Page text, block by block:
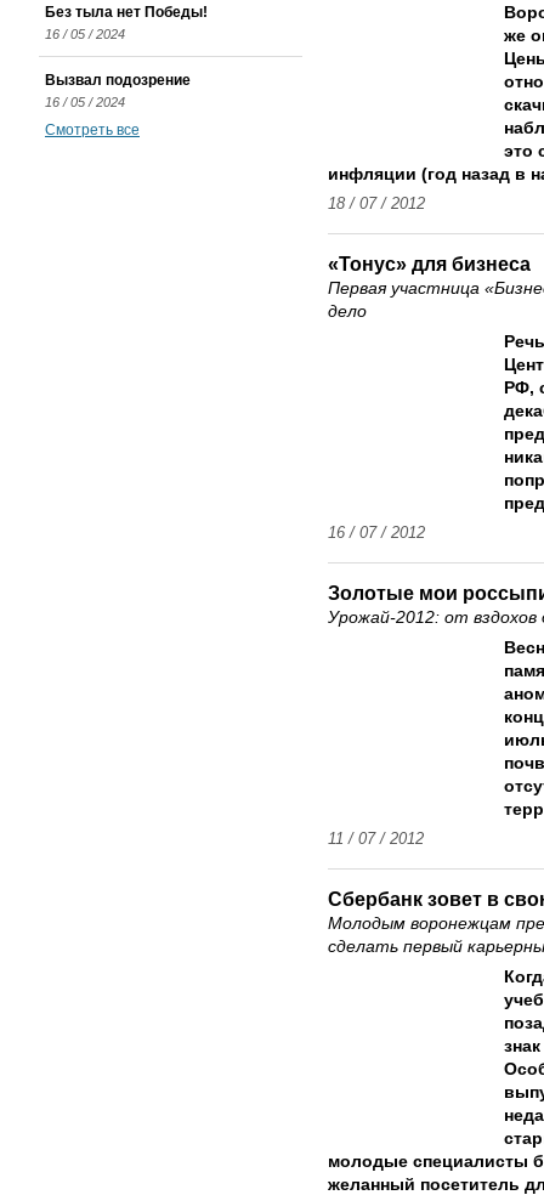
же
это
инфляции (год назад в
18 / 07 / 2012
«Тонус» для бизнеса
Первая участница
дело
РФ,
16 / 07 / 2012
Золотые мои
Урожай-2012: от
11 / 07 / 2012
Сбербанк зовет в
Молодым воронежцам
сделать первый
молодые специалисты
желанный посетитель
Без тыла нет Победы!
16 / 05 / 2024
Вызвал подозрение
16 / 05 / 2024
Смотреть все